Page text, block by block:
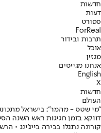
חדשות
דעות
ספורט
ForReal
תרבות ובידור
אוכל
מגזין
אנחנו מגייסים
English
X
חדשות
העולם
"מי שטס - מהמר": בישראל
דווקא בזמן חגיגות ראש השנה
קורונה נתגלו בבירה בייג'ינג •